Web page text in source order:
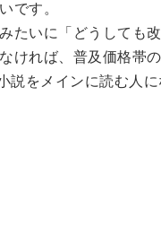
です。
たいに「どうしても
ければ、普及価格帯
説をメインに読む人